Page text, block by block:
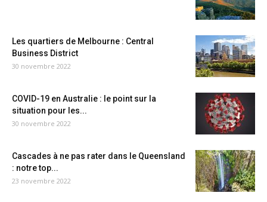
Les quartiers de Melbourne : Central
Business District
30 novembre 2022
COVID-19 en Australie : le point sur la
situation pour les...
30 novembre 2022
Cascades à ne pas rater dans le Queensland
: notre top...
23 novembre 2022